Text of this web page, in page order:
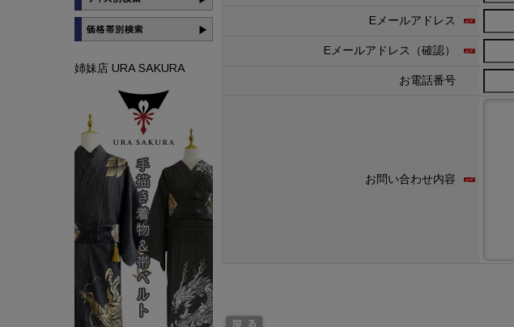
姉妹店 URA SAKURA
Eメールアドレス
Eメールアドレス（確認）
お電話番号
お問い合わせ内容